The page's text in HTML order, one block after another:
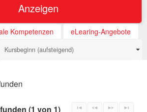
Anzeigen
Kompetenzen
eLearing-Angebote
Kursbeginn (aufsteigend)
(1 von 1)